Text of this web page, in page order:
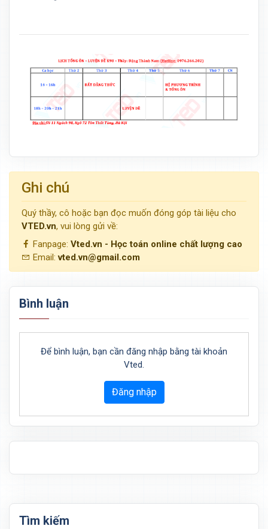
Ghi chú
Quý thầy, cô hoặc bạn đọc muốn đóng góp tài liệu cho
VTED.vn, vui lòng gửi về:
Fanpage: Vted.vn - Học toán online chất lượng cao
Email:vted.vn@gmail.com
Bình luận
Để bình luận, bạn cần đăng nhập bằng tài khoản
Vted.
Đăng nhập
Tìm kiếm